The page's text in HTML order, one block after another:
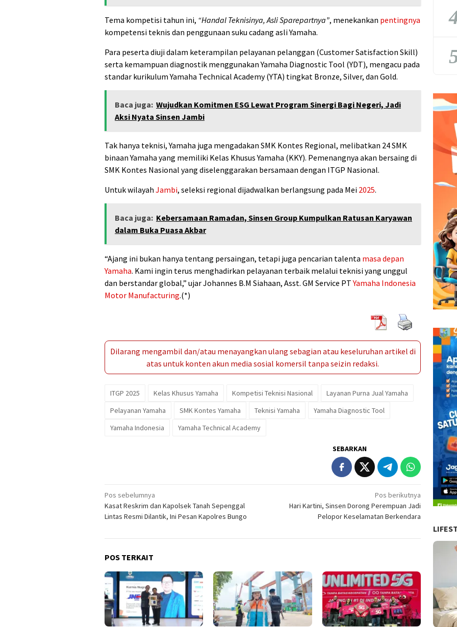
Tema kompetisi tahun ini, “Handal Teknisinya, Asli Sparepartnya”, menekankan pentingnya
kompetensi teknis dan penggunaan suku cadang asli Yamaha.
Para peserta diuji dalam keterampilan pelayanan pelanggan (Customer Satisfaction Skill)
serta kemampuan diagnostik menggunakan Yamaha Diagnostic Tool (YDT), mengacu pada
standar kurikulum Yamaha Technical Academy (YTA) tingkat Bronze, Silver, dan Gold.
Baca juga: Wujudkan Komitmen ESG Lewat Program Sinergi Bagi Negeri, Jadi
Aksi Nyata Sinsen Jambi
Tak hanya teknisi, Yamaha juga mengadakan SMK Kontes Regional, melibatkan 24 SMK
binaan Yamaha yang memiliki Kelas Khusus Yamaha (KKY). Pemenangnya akan bersaing di
SMK Kontes Nasional yang diselenggarakan bersamaan dengan ITGP Nasional.
Untuk wilayah Jambi, seleksi regional dijadwalkan berlangsung pada Mei 2025.
Baca juga: Kebersamaan Ramadan, Sinsen Group Kumpulkan Ratusan Karyawan
dalam Buka Puasa Akbar
“Ajang ini bukan hanya tentang persaingan, tetapi juga pencarian talenta masa depan
Yamaha. Kami ingin terus menghadirkan pelayanan terbaik melalui teknisi yang unggul
dan berstandar global,” ujar Johannes B.M Siahaan, Asst. GM Service PTYamaha Indonesia
Motor Manufacturing.(*)
Dilarang mengambil dan/atau menayangkan ulang sebagian atau keseluruhan artikel di
atas untuk konten akun media sosial komersil tanpa seizin redaksi.
ITGP 2025 Kelas Khusus Yamaha Kompetisi Teknisi Nasional
Layanan Purna Jual Yamaha
Pelayanan Yamaha
SMK Kontes Yamaha Teknisi Yamaha
Yamaha Diagnostic Tool
Yamaha Indonesia
Yamaha Technical Academy
SEBARKAN
Navigasi
pos
Pos sebelumnya
Kasat Reskrim dan Kapolsek Tanah Sepenggal
Lintas Resmi Dilantik, Ini Pesan Kapolres Bungo
Pos berikutnya
Hari Kartini, Sinsen Dorong Perempuan Jadi
Pelopor Keselamatan Berkendara
POS TERKAIT
4
5